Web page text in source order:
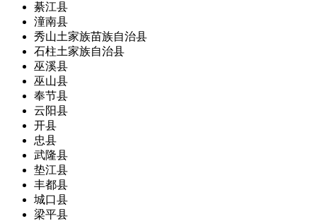
綦江县
潼南县
秀山土家族苗族自治县
石柱土家族自治县
巫溪县
巫山县
奉节县
云阳县
开县
忠县
武隆县
垫江县
丰都县
城口县
梁平县